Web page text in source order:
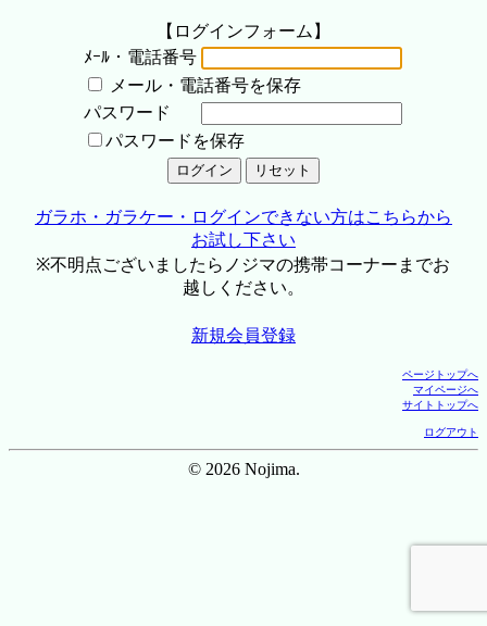
【ログインフォーム】
ﾒｰﾙ・電話番号
メール・電話番号を保存
パスワード
パスワードを保存
ガラホ・ガラケー・ログインできない方はこちらから
お試し下さい
※不明点ございましたらノジマの携帯コーナーまでお
越しください。
新規会員登録
ページトップへ
マイページへ
サイトトップへ
ログアウト
© 2026 Nojima.